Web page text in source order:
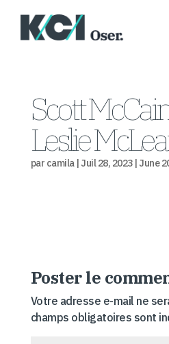
Scott
Leslie
par camila| Juil 28, 2023| June
Poster le
Votre adresse e-mail ne
champs obligatoires sont